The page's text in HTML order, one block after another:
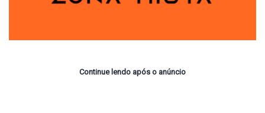
Continue lendo após o anúncio